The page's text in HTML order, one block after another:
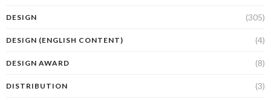
DESIGN (305)
DESIGN (ENGLISH CONTENT) (4)
DESIGN AWARD (8)
DISTRIBUTION (3)